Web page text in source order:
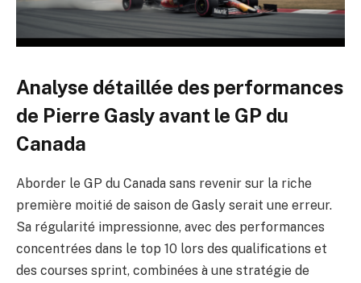
Analyse détaillée des performances
de Pierre Gasly avant le GP du
Canada
Aborder le GP du Canada sans revenir sur la riche
première moitié de saison de Gasly serait une erreur.
Sa régularité impressionne, avec des performances
concentrées dans le top 10 lors des qualifications et
des courses sprint, combinées à une stratégie de